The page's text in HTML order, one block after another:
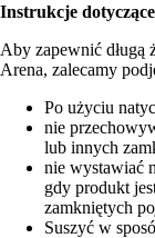
Instrukcje
Aby zapewnić długą
Arena, zalecamy
Po użyciu
nie
lub innych
nie wystawiać
gdy produkt
zamkniętych
Suszyć w